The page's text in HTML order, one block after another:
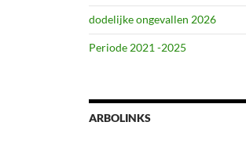
dodelijke ongevallen 2026
Periode 2021 -2025
ARBOLINKS